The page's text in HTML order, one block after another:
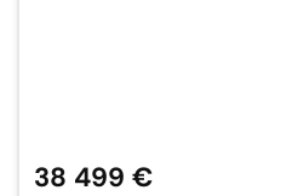
38 499 €